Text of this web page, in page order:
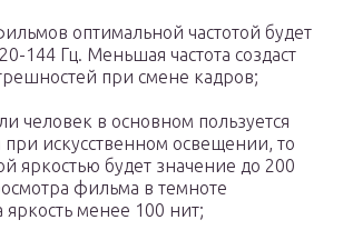
оптимальной частотой будет
144 Гц. Меньшая частота создаст
при смене кадров;
человек в основном пользуется
искусственном освещении, то
яркостью будет значение до 200
фильма в темноте
яркость менее 100 нит;